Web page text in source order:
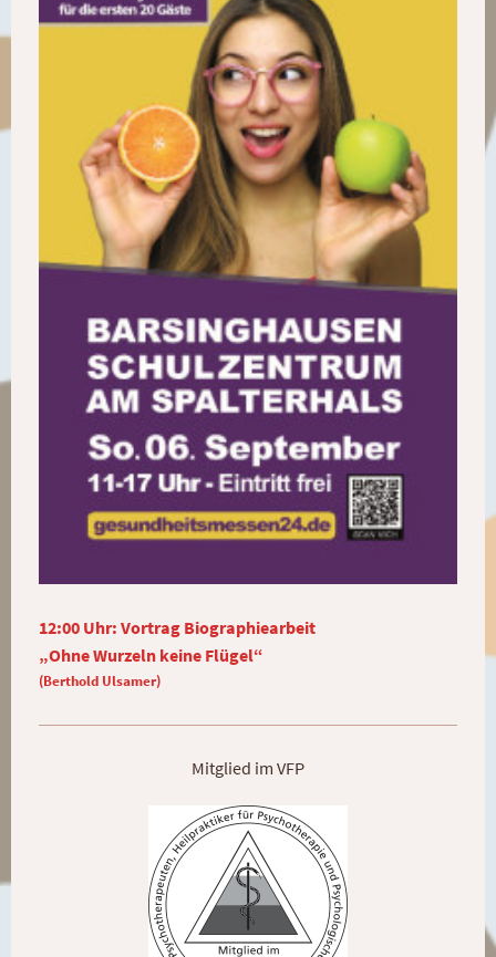
12:00 Uhr: Vortrag Biographiearbeit
„Ohne Wurzeln keine Flügel“
(Berthold Ulsamer)
Mitglied im VFP